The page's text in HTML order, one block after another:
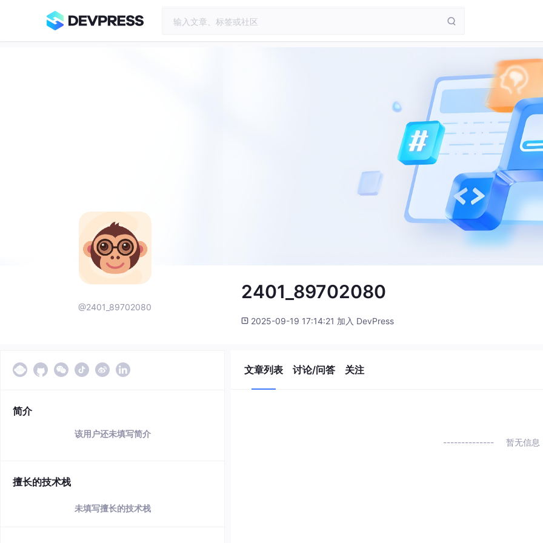
@2401_89702080
2401_89702080
2025-09-19 17:14:21 加入 DevPress
简介
该用户还未填写简介
擅长的技术栈
未填写擅长的技术栈
文章列表 讨论/问答 关注
暂无信息